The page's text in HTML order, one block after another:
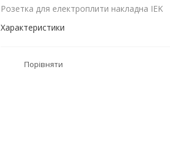
Розетка для електроплити накладна IEK
Характеристики
Порівняти